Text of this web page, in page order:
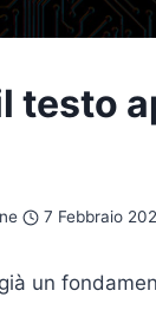
testo
7 Febbraio
un